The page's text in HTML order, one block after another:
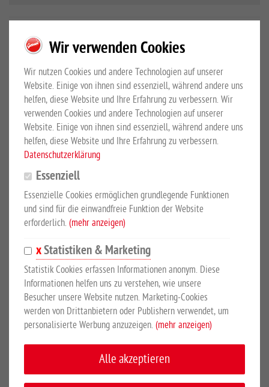
Art.Nr.10060480
mit Haken zum Einhängen
Mehr Details
Großewinkelmann GmbH & Co.KG
Sicherheitshinweise
PRODUKTBESCHREIBUNG
mit Haken zum Einhängen
Dieser Kunststoff-Futtertrog verfügt über ein Volumen von 15
Litern. Er ist 290 mm breit, 290 mm tief, 260 mm hoch und
verfügt über einen Haken zum Einhängen. Farbe: grün.
SICHERHEITSHINWEISE
Lüdenscheid, Deutschland, www.lister.de
Wir verwenden Cookies
Wir nutzen Cookies und andere Technologien auf unserer
Website. Einige von ihnen sind essenziell, während andere uns
helfen, diese Website und Ihre Erfahrung zu verbessern. Wir
verwenden Cookies und andere Technologien auf unserer
Website. Einige von ihnen sind essenziell, während andere uns
helfen, diese Website und Ihre Erfahrung zu verbessern.
Datenschutzerklärung
Essenziell
Essenzielle Cookies ermöglichen grundlegende Funktionen
und sind für die einwandfreie Funktion der Website
erforderlich. (mehr anzeigen)
Statistiken & Marketing
Statistik Cookies erfassen Informationen anonym. Diese
Informationen helfen uns zu verstehen, wie unsere
Besucher unsere Website nutzen. Marketing-Cookies
werden von Drittanbietern oder Publishern verwendet, um
personalisierte Werbung anzuzeigen. (mehr anzeigen)
Alle akzeptieren